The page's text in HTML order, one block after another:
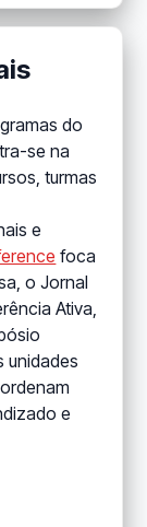
do
se na
turmas
e
foca
o Jornal
Ativa,
unidades
e